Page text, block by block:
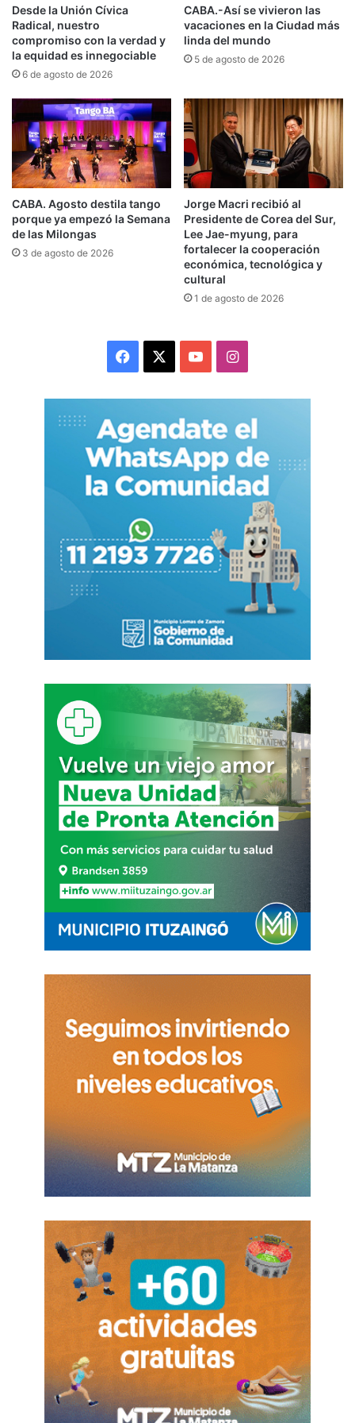
marchala prueba piloto
del Sistema de
Transporte denominado “ Trambus”. Este
primerensayo real
nueva modalidad y la tecnología.
Losprimeros cinco microscomenzarán a
circular por el corredor dedoce kilómetros del
Metrobúsque recorre la avenida Juan B. Justo,y
que ya cuenta con la infraestructura necesaria en
su traza de 18 kilómetros que unirá Liniers con
Aeroparque.
se irán sumando otros 4
veintena de vehículos similares
Esta opción innovadora promete utilizar energías
“limpias” y está diseñada para funcionar como
complemento del actual sistema de subtes,
aunque el flamante recorrido irá por calles y
avenidas. La idea es lograr combinaciones más
eficientes entre los sistemas para lograr un
resultado final:mejorar los tiempos de viaje
quienes deban atravesar barrios alejados de la
Eléctricos
El Sistema Trambus está pensado para que sus
tecnología de vanguardia, cero emisiones, diseño
moderno y un paquete tecnológico que garantiza
seguridad vial, comodidad y sustentabilidad,
afirman sus responsables.
Además, el sistema está complementado con
instalaciones en “tierra”, con “semáforos
” que les darán prioridad de paso a
determinados cruces.
El sistema contará con infraestructura
específica, compuesta por nuevas estaciones
centrales o laterales a las calles, y carriles
exclusivos o preferenciales para el transporte
público.
Desde la Unión Cívica
Radical, nuestro
compromiso con la verdad y
la equidad es innegociable
6 de agosto de 2026
CABA.-Así se vivieron las
vacaciones en la Ciudad más
linda del mundo
5 de agosto de 2026
CABA. Agosto destila tango
porque ya empezó la Semana
de las Milongas
3 de agosto de 2026
Jorge Macri recibió al
Presidente de Corea del Sur,
Lee Jae-myung, para
fortalecer la cooperación
económica, tecnológica y
cultural
1 de agosto de 2026
Facebook YouTubeInstagram